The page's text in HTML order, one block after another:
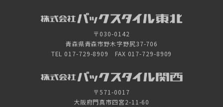
〒030-0142
青森県青森市野木字野尻37-706
TEL 017-729-8909 FAX 017-729-8909
〒571-0017
大阪府門真市四宮2-11-60